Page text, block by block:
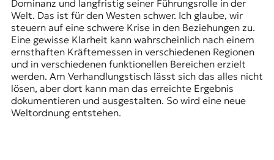
Dominanz und langfristig seiner Führungsrolle in der
Welt. Das ist für den Westen schwer. Ich glaube, wir
steuern auf eine schwere Krise in den Beziehungen zu.
Eine gewisse Klarheit kann wahrscheinlich nach einem
ernsthaften Kräftemessen in verschiedenen Regionen
und in verschiedenen funktionellen Bereichen erzielt
werden. Am Verhandlungstisch lässt sich das alles nicht
lösen, aber dort kann man das erreichte Ergebnis
dokumentieren und ausgestalten. So wird eine neue
Weltordnung entstehen.